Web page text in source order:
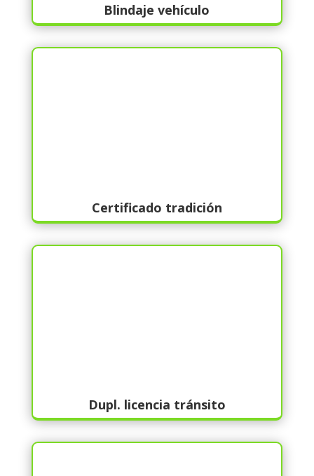
Blindaje vehículo
Certificado tradición
Dupl. licencia tránsito